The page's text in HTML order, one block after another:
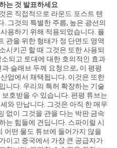
는 것 발표하세요
은 직접적으로 라운드 포스트 텐
그것의 특별한 주름, 높은 광선의
용하기 위해 적용되었습니다. 플
관을 위한 형태가 정 단면도 영역
시키곤 할 때 그것은 또한 사용되
되고 토대에 대한 호의적인 효과
슬래브 두께 요청으로, 이 평평
업에서 채택됩니다. 이것은 또한
니다. 우리의 특허 확장하는 기술
호받을 수 있습니다. 편평 튜브는
와 만납니다. 그것은 아직 한 매우
없이 그것을 관을 다는 박판 금속
는 힘들에 견딥니다. 스파이럴 시
어떤 물도 튜브에 들어가지 않을
이고 중국에서 가장 큰 공급자가